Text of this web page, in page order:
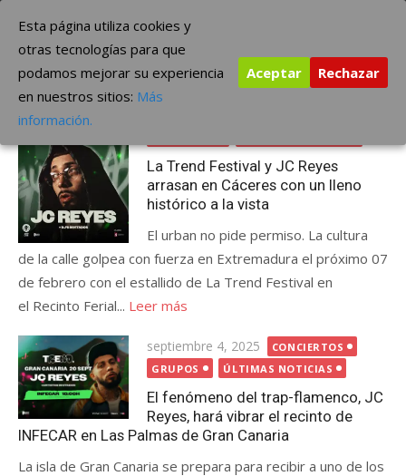
contenido
The Borderline Music
Etiqueta:trap
La Trend Festival y JC Reyes
arrasan en Cáceres con un lleno
histórico a la vista
El urban no pide permiso. La cultura
de la calle golpea con fuerza en Extremadura el próximo 07
de febrero con el estallido de La Trend Festival en
el Recinto Ferial... Leer más
Publicada
el
septiembre 4, 2025
CONCIERTOS
GRUPOS
ÚLTIMAS NOTICIAS
El fenómeno del trap-flamenco, JC
Reyes, hará vibrar el recinto de
INFECAR en Las Palmas de Gran Canaria
La isla de Gran Canaria se prepara para recibir a uno de los
Esta página utiliza cookies y
otras tecnologías para que
podamos mejorar su experiencia
en nuestros sitios: Más
información.
Aceptar Rechazar